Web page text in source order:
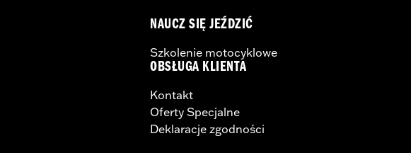
NAUCZ SIĘ JEŹDZIĆ
Szkolenie motocyklowe
OBSŁUGA KLIENTA
Kontakt
Oferty Specjalne
Deklaracje zgodności